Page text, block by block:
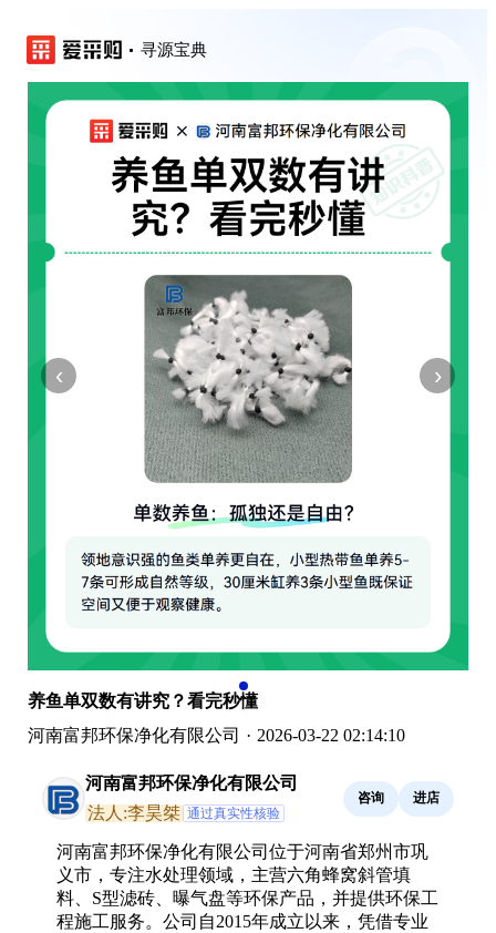
寻源宝典
‹ ›
养鱼单双数有讲究？看完秒懂
河南富邦环保净化有限公司 · 2026-03-22 02:14:10
河南富邦环保净化有限公司
法人:李昊桀 通过真实性核验
咨询 进店
河南富邦环保净化有限公司位于河南省郑州市巩
义市，专注水处理领域，主营六角蜂窝斜管填
料、S型滤砖、曝气盘等环保产品，并提供环保工
程施工服务。公司自2015年成立以来，凭借专业